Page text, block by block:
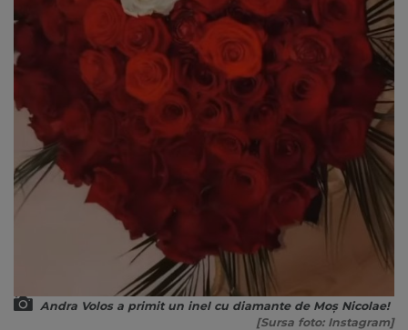
Andra Volos a primit un inel cu diamante de Moș Nicolae!
[Sursa foto: Instagram]